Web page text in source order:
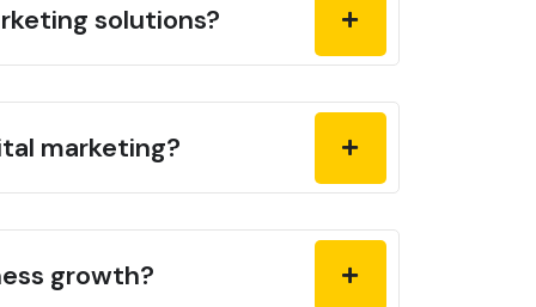
solutions?
marketing?
growth?